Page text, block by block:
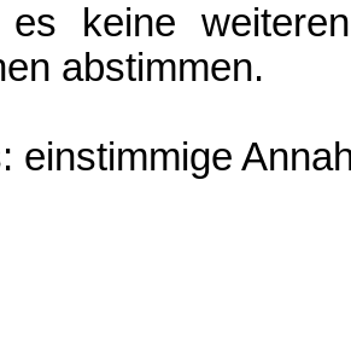
es keine
abstimmen.
einstimmige